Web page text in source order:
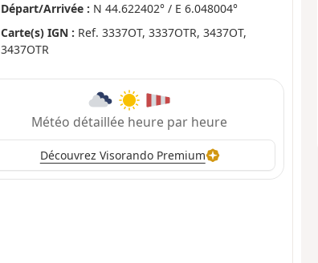
Départ/Arrivée : N 44.622402° / E 6.048004°
Carte(s) IGN : Ref. 3337OT, 3337OTR, 3437OT,
3437OTR
Météo détaillée heure par heure
Découvrez Visorando Premium